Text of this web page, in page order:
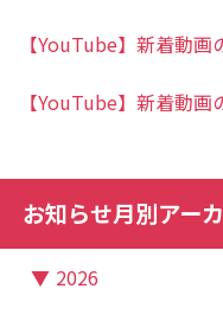
【YouTube】新着動
【YouTube】新着動
お知らせ月別アー
▼ 2026